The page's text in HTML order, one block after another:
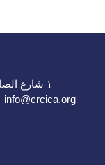
١ شارع الصالح ايوب، الزمالك ١١٢١١ القاهرة ، مصر
info@crcica.org